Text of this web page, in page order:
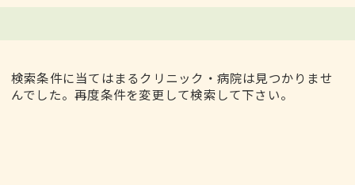
検索条件に当てはまるクリニック・病院は見つかりませ
んでした。再度条件を変更して検索して下さい。